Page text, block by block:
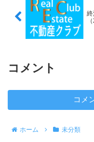
コメント
コメ
ホーム 未分類